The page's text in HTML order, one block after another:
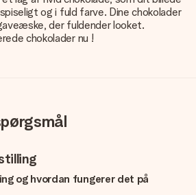
og i fuld farve. Dine chokolader
der fuldender looket.
chokolader nu !
og hvordan fungerer det på